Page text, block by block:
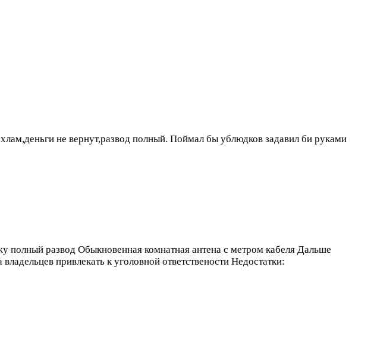
не вернут,развод полный. Поймал бы ублюдков задавил би руками
полный развод Обыкновенная комнатная антена с метром кабеля Дальше
привлекать к уголовной ответствености Недостатки: